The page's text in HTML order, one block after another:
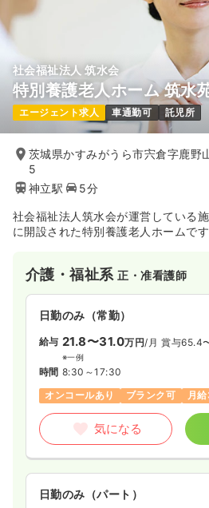
社会福祉法人 筑水会
特別養護老人ホーム 筑水
エージェント求人 車通勤可 託児所
茨城県かすみがうら市宍倉字鹿野
5
神立駅
5分
社会福祉法人筑水会が運営している
に開設された特別養護老人ホームです
介護・福祉系正・准看護師
日勤のみ（常勤）
給与 21.8〜31.0万円/月 賞与65.4
※一例
時間 8:30～17:30
オンコールあり
ブランク可 月
気になる
日勤のみ（パート）